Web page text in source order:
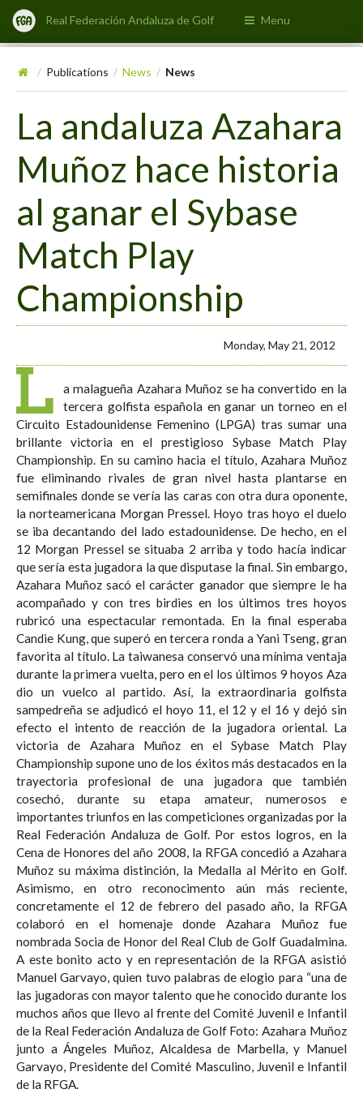
Real Federación Andaluza de Golf Menu
/ Publications / News / News
La andaluza Azahara
Muñoz hace historia
al ganar el Sybase
Match Play
Championship
Monday, May 21, 2012
L
a malagueña Azahara Muñoz se ha convertido en la
tercera golfista española en ganar un torneo en el
Circuito Estadounidense Femenino (LPGA) tras sumar una
brillante victoria en el prestigioso Sybase Match Play
Championship. En su camino hacia el título, Azahara Muñoz
fue eliminando rivales de gran nivel hasta plantarse en
semifinales donde se vería las caras con otra dura oponente,
la norteamericana Morgan Pressel. Hoyo tras hoyo el duelo
se iba decantando del lado estadounidense. De hecho, en el
12 Morgan Pressel se situaba 2 arriba y todo hacía indicar
que sería esta jugadora la que disputase la final. Sin embargo,
Azahara Muñoz sacó el carácter ganador que siempre le ha
acompañado y con tres birdies en los últimos tres hoyos
rubricó una espectacular remontada. En la final esperaba
Candie Kung, que superó en tercera ronda a Yani Tseng, gran
favorita al título. La taiwanesa conservó una mínima ventaja
durante la primera vuelta, pero en el los últimos 9 hoyos Aza
dio un vuelco al partido. Así, la extraordinaria golfista
sampedreña se adjudicó el hoyo 11, el 12 y el 16 y dejó sin
efecto el intento de reacción de la jugadora oriental. La
victoria de Azahara Muñoz en el Sybase Match Play
Championship supone uno de los éxitos más destacados en la
trayectoria profesional de una jugadora que también
cosechó, durante su etapa amateur, numerosos e
importantes triunfos en las competiciones organizadas por la
Real Federación Andaluza de Golf. Por estos logros, en la
Cena de Honores del año 2008, la RFGA concedió a Azahara
Muñoz su máxima distinción, la Medalla al Mérito en Golf.
Asimismo, en otro reconocimento aún más reciente,
concretamente el 12 de febrero del pasado año, la RFGA
colaboró en el homenaje donde Azahara Muñoz fue
nombrada Socia de Honor del Real Club de Golf Guadalmina.
A este bonito acto y en representación de la RFGA asistió
Manuel Garvayo, quien tuvo palabras de elogio para “una de
las jugadoras con mayor talento que he conocido durante los
muchos años que llevo al frente del Comité Juvenil e Infantil
de la Real Federación Andaluza de Golf Foto: Azahara Muñoz
junto a Ángeles Muñoz, Alcaldesa de Marbella, y Manuel
Garvayo, Presidente del Comité Masculino, Juvenil e Infantil
de la RFGA.